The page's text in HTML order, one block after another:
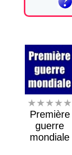
★★★★★
Première
guerre
mondiale